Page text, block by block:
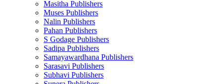
Masitha Publishers
Muses Publishers
Nalin Publishers
Pahan Publishers
S Godage Publishers
Sadipa Publishers
Samayawardhana Publishers
Sarasavi Publishers
Subhavi Publishers